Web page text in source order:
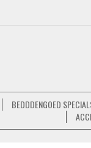
BEDDDENGOED